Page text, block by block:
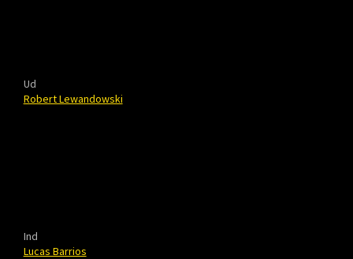
Ud
Robert Lewandowski
Ind
Lucas Barrios